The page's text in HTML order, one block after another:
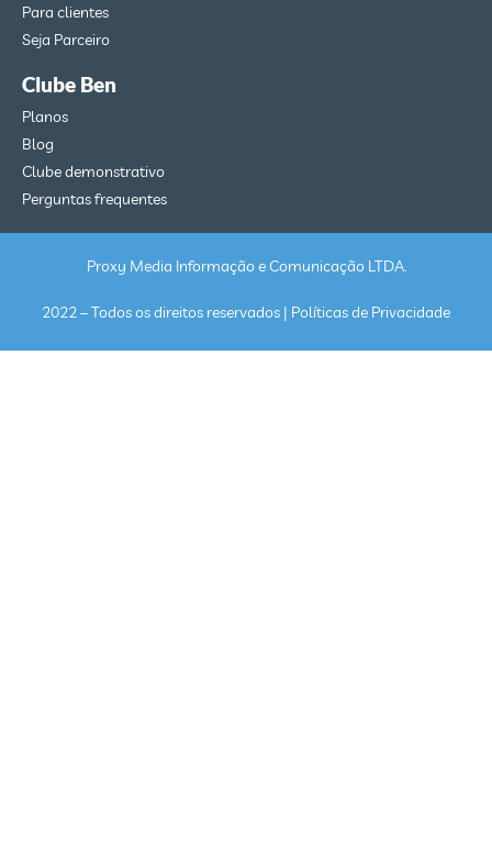
Para clientes
Seja Parceiro
Clube Ben
Planos
Blog
Clube demonstrativo
Perguntas frequentes
Proxy Media Informação e Comunicação LTDA.
2022 – Todos os direitos reservados | Políticas de Privacidade